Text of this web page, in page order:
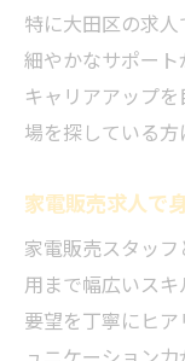
特に大田区の求
細やかなサポー
キャリアアップ
場を探している方
家電販売求人で
家電販売スタッ
用まで幅広いス
要望を丁寧にヒ